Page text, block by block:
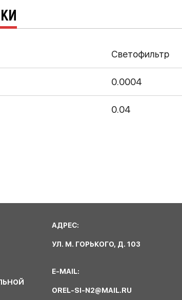
Светофильтр
0.0004
0.04
АДРЕС:
УЛ. М. ГОРЬКОГО, Д. 103
E-MAIL:
OREL-SI-N2@MAIL.RU